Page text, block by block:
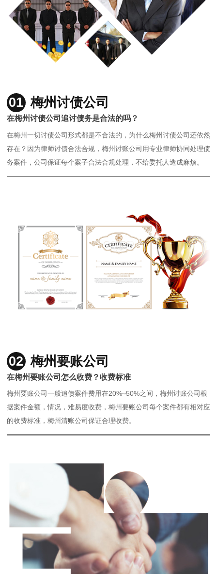
01 梅州讨债公司
在梅州讨债公司追讨债务是合法的吗？
在梅州一切讨债公司形式都是不合法的，为什么梅州讨债公司还依然
存在？因为律师讨债合法合规，梅州讨账公司用专业律师协同处理债
务案件，公司保证每个案子合法合规处理，不给委托人造成麻烦。
02 梅州要账公司
在梅州要账公司怎么收费？收费标准
梅州要账公司一般追债案件费用在20%~50%之间，梅州讨账公司根
据案件金额，情况，难易度收费，梅州要账公司每个案件都有相对应
的收费标准，梅州清账公司保证合理收费。